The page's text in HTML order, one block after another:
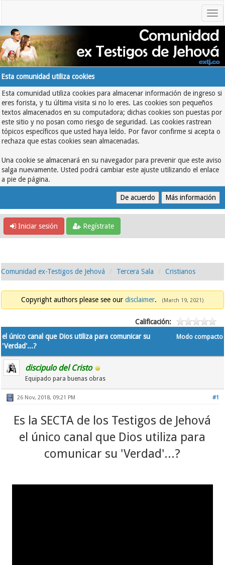
Esta comunidad utiliza cookies
Esta comunidad utiliza cookies para almacenar información de ingreso si
eres forista, y tu última visita si no lo eres. Las cookies son pequeños
textos almacenados en su computadora; dichas cookies son puestas por
este sitio y no posan como riesgo de seguridad. Las cookies rastrean
tópicos específicos que usted haya leído. Por favor confirme si acepta o
rechaza que estas cookies sean almacenadas.
Una cookie se almacenará en su navegador para prevenir que este aviso
salga nuevamente. Usted podrá cambiar este ajuste utilizando el enlace
a pie de página.
Iniciar sesión Regístrate
Comunidad ex-Testigos de Jehová Tercera Sala Cristianos
Copyright authors please see our disclaimer. (March 19, 2021)
Calificación:
Modo compacto
el único canal que Dios utiliza para comunicar su
'Verdad'...?
discipulo del Cristo
Equipado para buenas obras
#1
26 Nov, 2018, 09:21 PM
Es la SECTA de los Testigos de Jehová
el único canal que Dios utiliza para
comunicar su 'Verdad'...?